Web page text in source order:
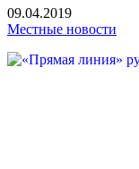
09.04.2019
Местные новости